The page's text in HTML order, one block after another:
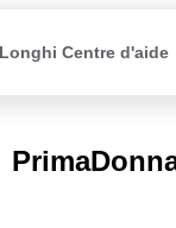
Centre d'aide